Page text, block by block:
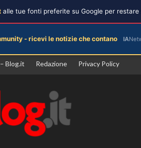
Blog.it Redazione Privacy Policy
alle tue fonti preferite su Google per
- ricevi le notizie che contano IA